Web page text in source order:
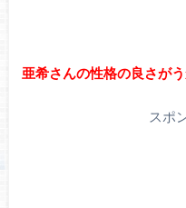
亜希さんの性格の良さが
スポ